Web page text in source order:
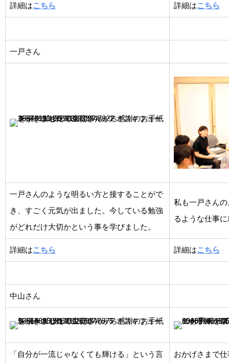
詳細はこちら 詳細はこちら
一戸さん
一戸さんのような明るい方と接することがで
き、すごく元気が出ました。今している勉強
がどれだけ大切かという事を学びました。
私も一戸さん
るような仕事
詳細はこちら 詳細はこちら
中山さん
「自分が一流じゃなくても輝ける」という言
おかげさまで